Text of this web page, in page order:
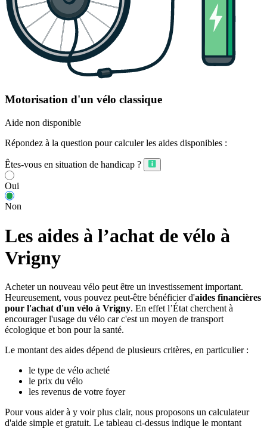
Motorisation d'un vélo classique
Aide non disponible
Répondez à la question pour calculer les aides disponibles :
Êtes-vous en situation de handicap ?
Oui
Non
Les aides à l’achat de vélo à
Vrigny
Acheter un nouveau vélo peut être un investissement important.
Heureusement, vous pouvez peut-être bénéficier d'aides financières
pour l'achat d'un vélo à Vrigny. En effet l’État cherchent à
encourager l'usage du vélo car c'est un moyen de transport
écologique et bon pour la santé.
Le montant des aides dépend de plusieurs critères, en particulier :
le type de vélo acheté
le prix du vélo
les revenus de votre foyer
Pour vous aider à y voir plus clair, nous proposons un calculateur
d'aide simple et gratuit. Le tableau ci-dessus indique le montant